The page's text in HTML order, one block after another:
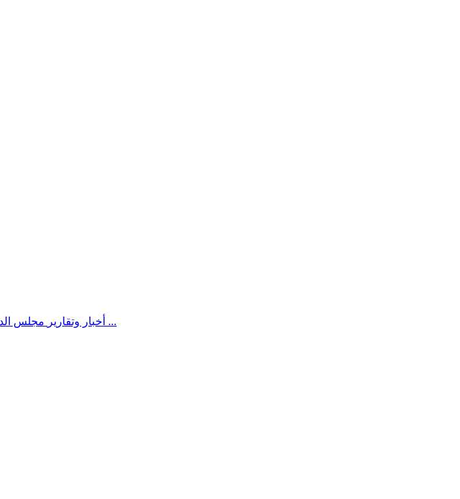
أخبار وتقارير مجلس الدفاع الوطني يقر استمرار انعقاده الدائم ويتخذ قرارات لرفع الجاهزية وردع اعتداءات المليشيات الحوثية ...